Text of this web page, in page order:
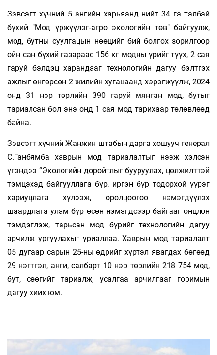
Зэвсэгт хүчний 5 ангийн харьяанд нийт 34 га талбай
бүхий "Мод үржүүлэг-агро экологийн төв" байгуулж,
мод, бутны суулгацын нөөцийг бий болгох зорилгоор
ойн сан бүхий газараас 156 кг модны үрийг түүх, 2 сая
гаруй бэлдэц харандааг технологийн дагуу бэлтгэх
ажлыг өнгөрсөн 2 жилийн хугацаанд хэрэгжүүлж, 2024
онд 31 нэр төрлийн 390 гаруй мянган мод, бутыг
тариалсан бол энэ онд 1 сая мод тарихаар төлөвлөөд
байна.
Зэвсэгт хүчний Жанжин штабын дарга хошууч генерал
С.Ганбямба хаврын мод тариалалтыг нээж хэлсэн
үгэндээ “Экологийн доройтлыг бууруулах, цөлжилттэй
тэмцэхэд байгууллага бүр, иргэн бүр тодорхой үүрэг
хариуцлага хүлээж, оролцоогоо нэмэгдүүлэх
шаардлага улам бүр өсөн нэмэгдсээр байгааг онцлон
тэмдэглэж, тарьсан мод бүрийг технологийн дагуу
арчилж ургуулахыг уриаллаа. Хаврын мод тариалалт
05 дугаар сарын 25-ны өдрийг хүртэл явагдах бөгөөд
29 нэгтгэл, анги, салбарт 10 нэр төрлийн 218 754 мод,
бут, сөөгийг тариалж, усалгаа арчилгааг горимын
дагуу хийх юм.